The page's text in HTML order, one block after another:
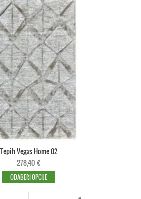
Tepih Vegas Home 02
278,40 €
ODABERI OPCIJE